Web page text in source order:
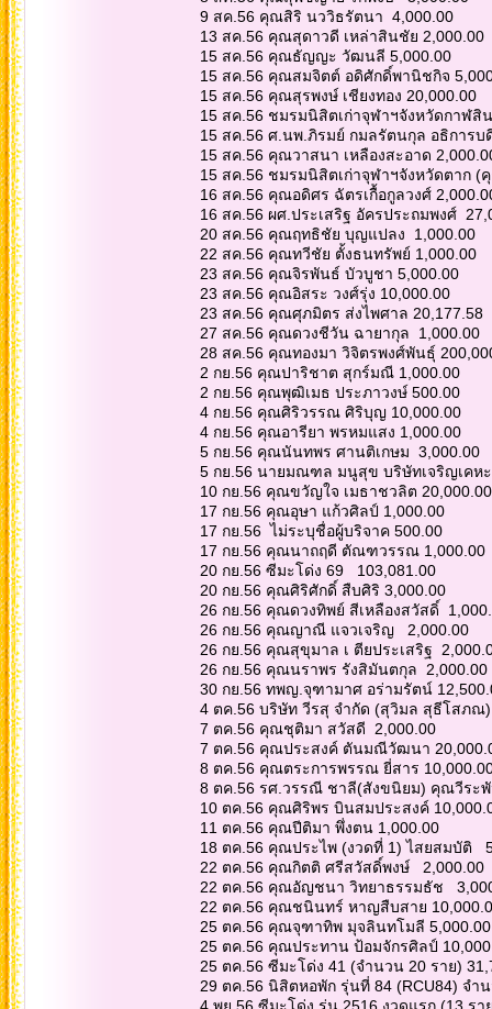
9 สค.56 คุณสิริ นววิธรัตนา 4,000.00
13 สค.56 คุณสุดาวดี เหล่าสินชัย 2,000.00
15 สค.56 คุณธัญญะ วัฒนลี 5,000.00
15 สค.56 คุณสมจิตต์ อดิศักดิ์พานิชกิจ
15 สค.56 คุณสุรพงษ์ เชียงทอง 20,000.00
15 สค.56 ชมรมนิสิตเก่าจุฬาฯจังหวัดกาฬสิ
15 สค.56 ศ.นพ.ภิรมย์ กมลรัตนกุล อธิการบ
15 สค.56 คุณวาสนา เหลืองสะอาด
15 สค.56 ชมรมนิสิตเก่าจุฬาฯจังหวัดตาก
16 สค.56 คุณอดิศร ฉัตรเกื้อกูลวงศ์
16 สค.56 ผศ.ประเสริฐ อัครประถมพงศ์
20 สค.56 คุณฤทธิชัย บุญแปลง 1,000.00
22 สค.56 คุณทวีชัย ตั้งธนทรัพย์ 1,000.00
23 สค.56 คุณจิรพันธ์ บัวบูชา 5,000.00
23 สค.56 คุณอิสระ วงศ์รุ่ง 10,000.00
23 สค.56 คุณศุภมิตร ส่งไพศาล 20,177.58
27 สค.56 คุณดวงชีวัน ฉายากุล 1,000.00
28 สค.56 คุณทองมา วิจิตรพงศ์พันธุ์
2 กย.56 คุณปาริชาต สุกร์มณี 1,000.00
2 กย.56 คุณพุฒิเมธ ประภาวงษ์ 500.00
4 กย.56 คุณศิริวรรณ ศิริบุญ 10,000.00
4 กย.56 คุณอารียา พรหมแสง 1,000.00
5 กย.56 คุณนันทพร ศานติเกษม 3,000.00
5 กย.56 นายมณฑล มนูสุข บริษัทเจริญเคห
10 กย.56 คุณขวัญใจ เมธาชวลิต
17 กย.56 คุณอุษา แก้วศิลป์ 1,000.00
17 กย.56 ไม่ระบุชื่อผู้บริจาค 500.00
17 กย.56 คุณนาถฤดี ตัณฑวรรณ 1,000.00
20 กย.56 ซีมะโด่ง 69 103,081.00
20 กย.56 คุณศิริศักดิ์ สืบศิริ 3,000.00
26 กย.56 คุณดวงทิพย์ สีเหลืองสวัสดิ์
26 กย.56 คุณญาณี แจวเจริญ 2,000.00
26 กย.56 คุณสุขุมาล เ ตียประเสริฐ
26 กย.56 คุณนราพร รังสิมันตกุล 2,000.00
30 กย.56 ทพญ.จุฑามาศ อร่ามรัตน์
4 ตค.56 บริษัท วีรสุ จำกัด (สุวิมล สุธีโสภณ
7 ตค.56 คุณชุติมา สวัสดี 2,000.00
7 ตค.56 คุณประสงค์ ตันมณีวัฒนา
8 ตค.56 คุณตระการพรรณ ยี่สาร
8 ตค.56 รศ.วรรณี ชาลี(สังขนิยม) คุณวีระ
10 ตค.56 คุณศิริพร บินสมประสงค์
11 ตค.56 คุณปีติมา พึ่งตน 1,000.00
18 ตค.56 คุณประไพ (งวดที่ 1) ไสยสมบัติ
22 ตค.56 คุณกิตติ ศรีสวัสดิ์พงษ์ 2,000.00
22 ตค.56 คุณอัญชนา วิทยาธรรมธัช
22 ตค.56 คุณชนินทร์ หาญสืบสาย
25 ตค.56 คุณจุฑาทิพ มุจลินทโมลี
25 ตค.56 คุณประทาน ป้อมจักรศิลป์
25 ตค.56 ซีมะโด่ง 41 (จำนวน 20 ราย)
29 ตค.56 นิสิตหอพัก รุ่นที่ 84 (RCU84) จำ
4 พย.56 ซีมะโด่ง รุ่น 2516 งวดแรก (13 รา